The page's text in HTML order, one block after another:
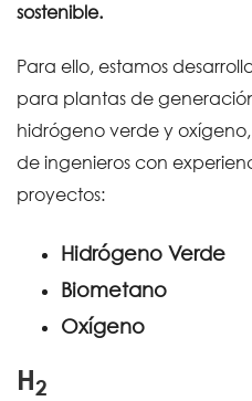
sostenible.
Para ello, estamos
para plantas de
hidrógeno verde y
de ingenieros con
proyectos:
Hidrógeno Verde
Biometano
Oxígeno
H2